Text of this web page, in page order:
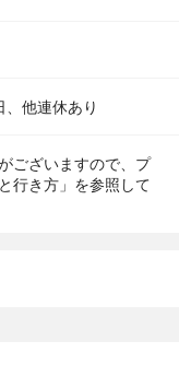
他連休あり
ございますので、プ
行き方」を参照して